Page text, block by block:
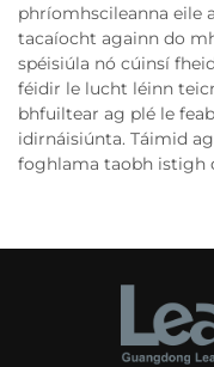
phríomhscileanna eile
tacaíocht againn do
spéisiúla nó cúinsí
féidir le lucht léinn
bhfuiltear ag plé le
idirnáisiúnta. Táimid
foghlama taobh istigh